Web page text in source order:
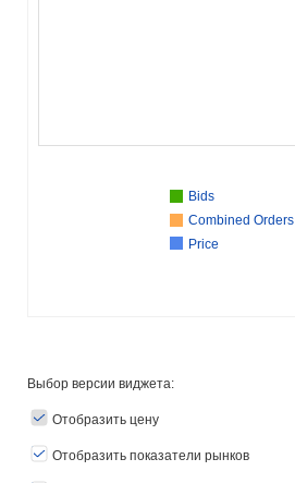
Bids
Combined Orders
Price
Выбор версии виджета:
Отобразить цену
Отобразить показатели рынков